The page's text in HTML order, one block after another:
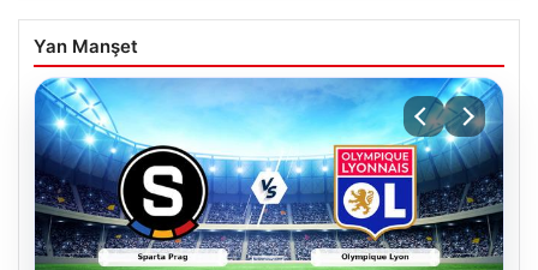
Yan Manşet